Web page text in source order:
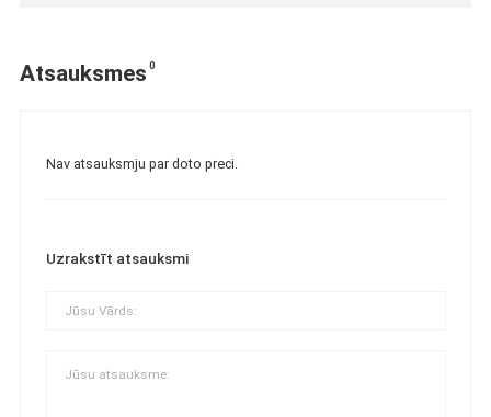
Atsauksmes 0
Nav atsauksmju par doto preci.
Uzrakstīt atsauksmi